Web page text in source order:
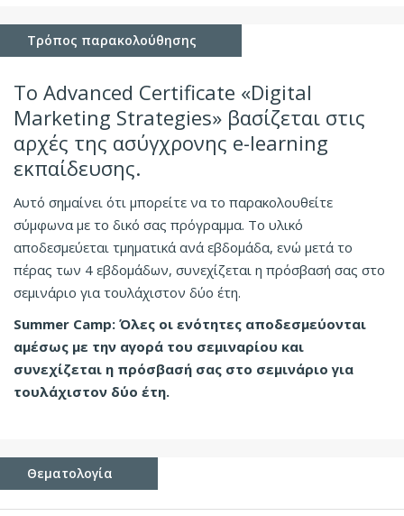
Τρόπος παρακολούθησης
Το Advanced Certificate «Digital
Marketing Strategies» βασίζεται στις
αρχές της ασύγχρονης e-learning
εκπαίδευσης.
Αυτό σημαίνει ότι μπορείτε να το παρακολουθείτε
σύμφωνα με το δικό σας πρόγραμμα. Το υλικό
αποδεσμεύεται τμηματικά ανά εβδομάδα, ενώ μετά το
πέρας των 4 εβδομάδων, συνεχίζεται η πρόσβασή σας στο
σεμινάριο για τουλάχιστον δύο έτη.
Summer Camp: Όλες οι ενότητες αποδεσμεύονται
αμέσως με την αγορά του σεμιναρίου και
συνεχίζεται η πρόσβασή σας στο σεμινάριο για
τουλάχιστον δύο έτη.
Θεματολογία